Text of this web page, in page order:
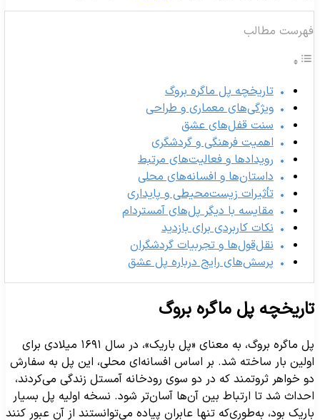
مطالب
تاریخچه پل ماگره بروگ
ویژگی‌های معماری و طراحی
سنت قفل‌های عشق
اهمیت فرهنگی و گردشگری
رویدادها و فعالیت‌های مرتبط
داستان‌ها و افسانه‌های محلی
تأثیرات زیست‌محیطی و پایداری
مقایسه با دیگر پل‌های آمستردام
نکات کاربردی برای بازدید
نقل‌قول‌ها و تجربیات گردشگران
پرسش‌های رایج درباره پل عشق
پل ماگره بروگ
پل ماگره بروگ، به معنای «پل باریک»، در سال ۱۶۹۱ میلادی برای
بار ساخته شد. بر اساس افسانه‌ای محلی، این پل به سفارش
خواهر ثروتمند که در دو سوی رودخانه آمستل زندگی می‌کردند،
شد تا ارتباط بین آن‌ها آسان‌تر شود. نسخه اولیه پل بسیار
بود، به‌طوری‌که تنها عابران پیاده می‌توانستند از آن عبور کنند